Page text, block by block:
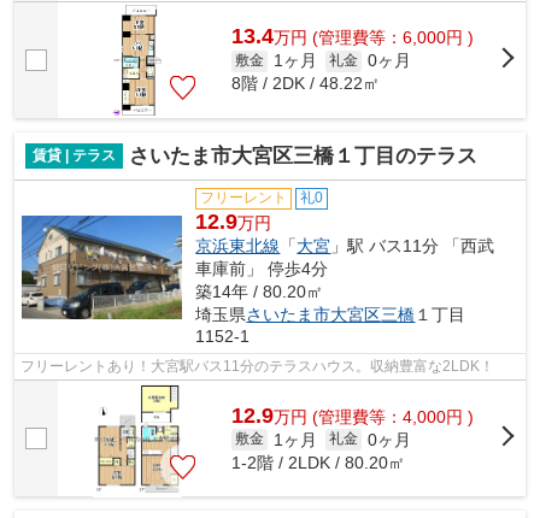
13.4万円 (管理費等：6,000円 )
敷金 1ヶ月 礼金 0ヶ月
8階 / 2DK / 48.22㎡
賃貸 | テラス さいたま市大宮区三橋１丁目のテラス
フリーレント 礼0
12.9万円
京浜東北線 「大宮 」駅 バス11分 「西武
車庫前」 停歩4分
築14年 / 80.20㎡
埼玉県さいたま市大宮区三橋１丁目
1152-1
フリーレントあり！大宮駅バス11分のテラスハウス。収納豊富な2LDK！
12.9万円 (管理費等：4,000円 )
敷金 1ヶ月 礼金 0ヶ月
1-2階 / 2LDK / 80.20㎡